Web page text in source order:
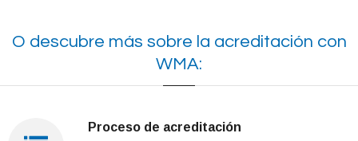
O descubre más sobre la acreditación con
WMA:
Proceso de acreditación